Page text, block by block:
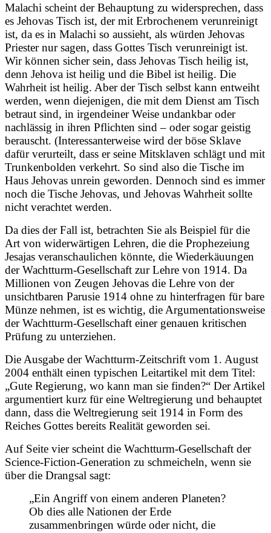
Malachi scheint der Behauptung zu widersprechen, dass
es Jehovas Tisch ist, der mit Erbrochenem verunreinigt
ist, da es in Malachi so aussieht, als würden Jehovas
Priester nur sagen, dass Gottes Tisch verunreinigt ist.
Wir können sicher sein, dass Jehovas Tisch heilig ist,
denn Jehova ist heilig und die Bibel ist heilig. Die
Wahrheit ist heilig. Aber der Tisch selbst kann entweiht
werden, wenn diejenigen, die mit dem Dienst am Tisch
betraut sind, in irgendeiner Weise undankbar oder
nachlässig in ihren Pflichten sind – oder sogar geistig
berauscht. (Interessanterweise wird der böse Sklave
dafür verurteilt, dass er seine Mitsklaven schlägt und mit
Trunkenbolden verkehrt. So sind also die Tische im
Haus Jehovas unrein geworden. Dennoch sind es immer
noch die Tische Jehovas, und Jehovas Wahrheit sollte
nicht verachtet werden.
Da dies der Fall ist, betrachten Sie als Beispiel für die
Art von widerwärtigen Lehren, die die Prophezeiung
Jesajas veranschaulichen könnte, die Wiederkäuungen
der Wachtturm-Gesellschaft zur Lehre von 1914. Da
Millionen von Zeugen Jehovas die Lehre von der
unsichtbaren Parusie 1914 ohne zu hinterfragen für bare
Münze nehmen, ist es wichtig, die Argumentationsweise
der Wachtturm-Gesellschaft einer genauen kritischen
Prüfung zu unterziehen.
Die Ausgabe der Wachtturm-Zeitschrift vom 1. August
2004 enthält einen typischen Leitartikel mit dem Titel:
„Gute Regierung, wo kann man sie finden?“ Der Artikel
argumentiert kurz für eine Weltregierung und behauptet
dann, dass die Weltregierung seit 1914 in Form des
Reiches Gottes bereits Realität geworden sei.
Auf Seite vier scheint die Wachtturm-Gesellschaft der
Science-Fiction-Generation zu schmeicheln, wenn sie
über die Drangsal sagt:
„Ein Angriff von einem anderen Planeten?
Ob dies alle Nationen der Erde
zusammenbringen würde oder nicht, die